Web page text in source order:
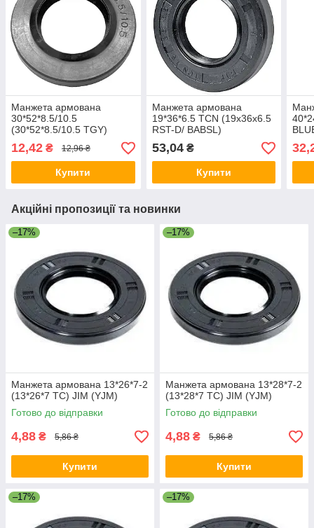
Манжета армована
30*52*8.5/10.5
(30*52*8.5/10.5 TGY)
12,42 ₴ 12,96 ₴
Купити
Манжета армована
19*36*6.5 TCN (19х36х6.5
RST-D/ BABSL)
53,04₴
Купити
Акційні пропозиції та новинки
–17%
Манжета армована 13*26*7-2
(13*26*7 TC) JIM (YJM)
Готово до відправки
4,88 ₴ 5,86 ₴
Купити
–17%
Манжета армована 13*28*7-2
(13*28*7 TC) JIM (YJM)
Готово до відправки
4,88 ₴ 5,86 ₴
Купити
–17% –17%